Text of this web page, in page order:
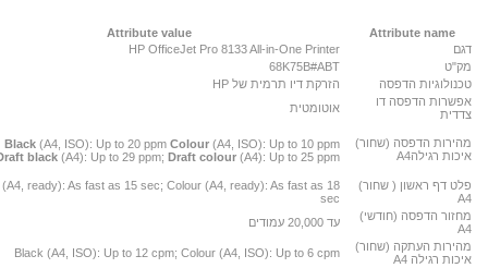
Attribute name
Attribute value
דגם
HP OfficeJet Pro 8133 All-in-One Printer
מק"ט
68K75B#ABT
טכנולוגיות הדפסה
הזרקת דיו תרמית של HP
אפשרות הדפסה דו
צדדית
אוטומטית
מהירות הדפסה (שחור)
איכות רגילהA4
Black (A4, ISO): Up to 20 ppm Colour (A4, ISO): Up to 10 ppm
black (A4): Up to 29 ppm; Draft colour (A4): Up to 25 ppm
פלט דף ראשון ( שחור)
A4
ready): As fast as 15 sec; Colour (A4, ready): As fast as 18
sec
מחזור הדפסה (חודשי)
A4
עד 20,000 עמודים
מהירות העתקה (שחור)
איכות רגילה A4
Black (A4, ISO): Up to 12 cpm; Colour (A4, ISO): Up to 6 cpm